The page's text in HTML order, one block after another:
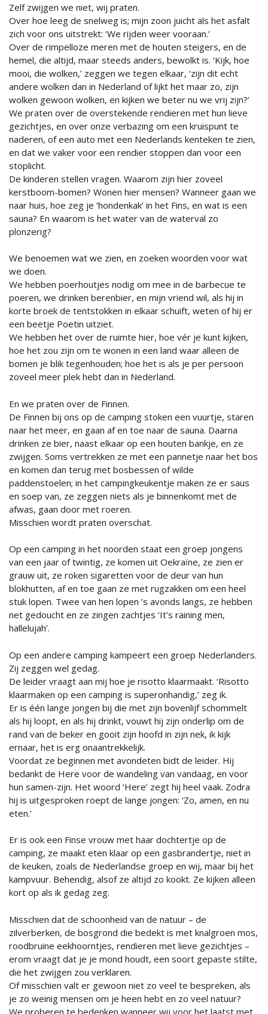
Zelf zwijgen we niet, wij praten.
Over hoe leeg de snelweg is; mijn zoon juicht als het asfalt
zich voor ons uitstrekt: ‘We rijden weer vooraan.’
Over de rimpelloze meren met de houten steigers, en de
hemel, die altijd, maar steeds anders, bewolkt is. ‘Kijk, hoe
mooi, die wolken,’ zeggen we tegen elkaar, ‘zijn dit echt
andere wolken dan in Nederland of lijkt het maar zo, zijn
wolken gewoon wolken, en kijken we beter nu we vrij zijn?’
We praten over de overstekende rendieren met hun lieve
gezichtjes, en over onze verbazing om een kruispunt te
naderen, of een auto met een Nederlands kenteken te zien,
en dat we vaker voor een rendier stoppen dan voor een
stoplicht.
De kinderen stellen vragen. Waarom zijn hier zoveel
kerstboom-bomen? Wonen hier mensen? Wanneer gaan we
naar huis, hoe zeg je ‘hondenkak’ in het Fins, en wat is een
sauna? En waarom is het water van de waterval zo
plonzerig?
We benoemen wat we zien, en zoeken woorden voor wat
we doen.
We hebben poerhoutjes nodig om mee in de barbecue te
poeren, we drinken berenbier, en mijn vriend wil, als hij in
korte broek de tentstokken in elkaar schuift, weten of hij er
een beetje Poetin uitziet.
We hebben het over de ruimte hier, hoe vér je kunt kijken,
hoe het zou zijn om te wonen in een land waar alleen de
bomen je blik tegenhouden; hoe het is als je per persoon
zoveel meer plek hebt dan in Nederland.
En we praten over de Finnen.
De Finnen bij ons op de camping stoken een vuurtje, staren
naar het meer, en gaan af en toe naar de sauna. Daarna
drinken ze bier, naast elkaar op een houten bankje, en ze
zwijgen. Soms vertrekken ze met een pannetje naar het bos
en komen dan terug met bosbessen of wilde
paddenstoelen; in het campingkeukentje maken ze er saus
en soep van, ze zeggen niets als je binnenkomt met de
afwas, gaan door met roeren.
Misschien wordt praten overschat.
Op een camping in het noorden staat een groep jongens
van een jaar of twintig, ze komen uit Oekraïne, ze zien er
grauw uit, ze roken sigaretten voor de deur van hun
blokhutten, af en toe gaan ze met rugzakken om een heel
stuk lopen. Twee van hen lopen ’s avonds langs, ze hebben
net gedoucht en ze zingen zachtjes ‘It’s raining men,
hallelujah’.
Op een andere camping kampeert een groep Nederlanders.
Zij zeggen wel gedag.
De leider vraagt aan mij hoe je risotto klaarmaakt. ‘Risotto
klaarmaken op een camping is superonhandig,’ zeg ik.
Er is één lange jongen bij die met zijn bovenlijf schommelt
als hij loopt, en als hij drinkt, vouwt hij zijn onderlip om de
rand van de beker en gooit zijn hoofd in zijn nek, ik kijk
ernaar, het is erg onaantrekkelijk.
Voordat ze beginnen met avondeten bidt de leider. Hij
bedankt de Here voor de wandeling van vandaag, en voor
hun samen-zijn. Het woord ‘Here’ zegt hij heel vaak. Zodra
hij is uitgesproken roept de lange jongen: ‘Zo, amen, en nu
eten.’
Er is ook een Finse vrouw met haar dochtertje op de
camping, ze maakt eten klaar op een gasbrandertje, niet in
de keuken, zoals de Nederlandse groep en wij, maar bij het
kampvuur. Behendig, alsof ze altijd zo kookt. Ze kijken alleen
kort op als ik gedag zeg.
Misschien dat de schoonheid van de natuur – de
zilverberken, de bosgrond die bedekt is met knalgroen mos,
roodbruine eekhoorntjes, rendieren met lieve gezichtjes –
erom vraagt dat je je mond houdt, een soort gepaste stilte,
die het zwijgen zou verklaren.
Of misschien valt er gewoon niet zo veel te bespreken, als
je zo weinig mensen om je heen hebt en zo veel natuur?
We proberen te bedenken wanneer wij voor het laatst met